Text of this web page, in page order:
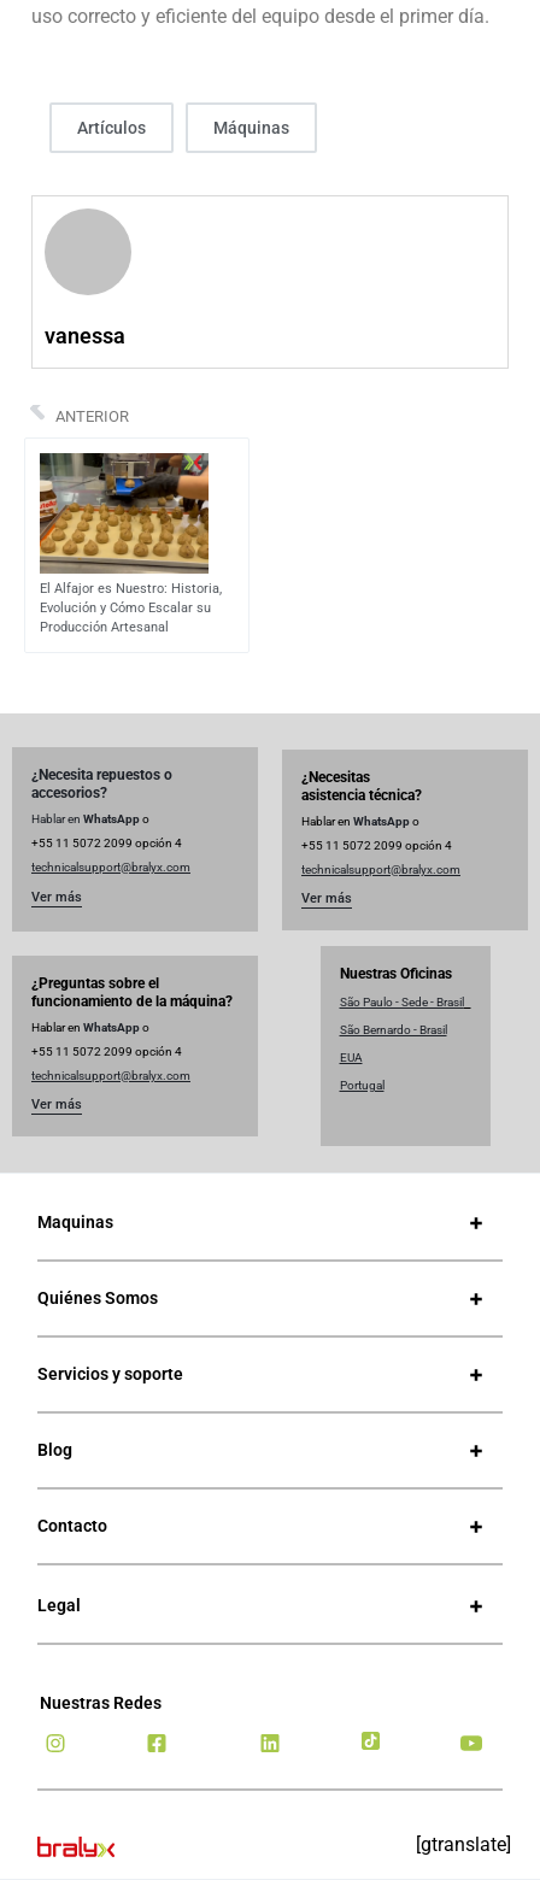
uso correcto y eficiente del equipo desde el primer día.
Artículos Máquinas
vanessa
ANTERIOR
El Alfajor es Nuestro: Historia,
Evolución y Cómo Escalar su
Producción Artesanal
¿Necesita repuestos o
accesorios?
Hablar en WhatsAppo
+55 11 5072 2099 opción 4
technicalsupport@bralyx.com
Ver más
¿Necesitas
asistencia técnica?
Hablar en WhatsAppo
+55 11 5072 2099 opción 4
technicalsupport@bralyx.com
Ver más
¿Preguntas sobre el
funcionamiento de la máquina?
Hablar en WhatsAppo
+55 11 5072 2099 opción 4
technicalsupport@bralyx.com
Ver más
Nuestras Oficinas
São Paulo - Sede - Brasil
São Bernardo - Brasil
EUA
Portugal
Maquinas
Quiénes Somos
Servicios y soporte
Blog
Contacto
Legal
Nuestras Redes
[gtranslate]